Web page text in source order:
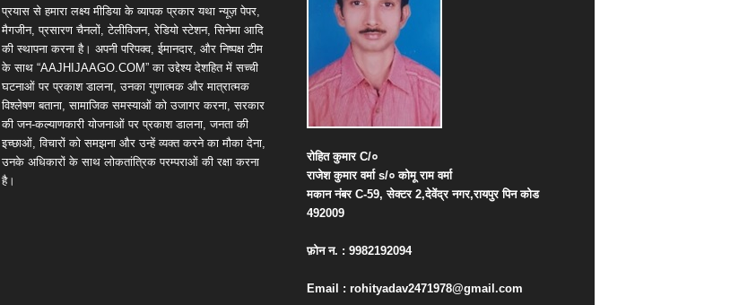
प्रयास से हमारा लक्ष्य मीडिया के व्यापक प्रकार यथा न्यूज़ पेपर,
मैगजीन, प्रसारण चैनलों, टेलीविजन, रेडियो स्टेशन, सिनेमा आदि
की स्थापना करना है। अपनी परिपक्व, ईमानदार, और निष्पक्ष टीम
के साथ “AAJHIJAAGO.COM” का उद्देश्य देशहित में सच्ची
घटनाओं पर प्रकाश डालना, उनका गुणात्मक और मात्रात्मक
विश्लेषण बताना, सामाजिक समस्याओं को उजागर करना, सरकार
की जन-कल्याणकारी योजनाओं पर प्रकाश डालना, जनता की
इच्छाओं, विचारों को समझना और उन्हें व्यक्त करने का मौका देना,
उनके अधिकारों के साथ लोकतांत्रिक परम्पराओं की रक्षा करना
है।
रोहित कुमारC/०
राजेश कुमार वर्माs/० कोमू राम वर्मा
मकान नंबरC-59,सेक्टर2,देवेंद्र नगर,रायपुर पिन कोड
492009
फ़ोन न. : 9982192094
Email : rohityadav2471978@gmail.com